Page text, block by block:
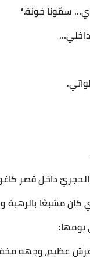
سمّونا خونة.”
داخل قصر
كان مشبعًا
يومها:
عظيم، وجهه